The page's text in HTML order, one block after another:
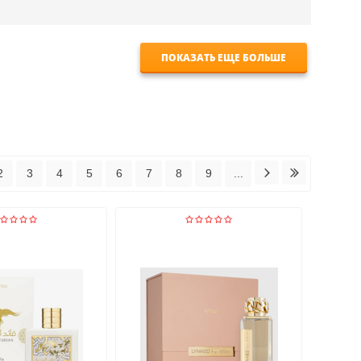
ПОКАЗАТЬ ЕЩЕ БОЛЬШЕ
3 4 5 6 7 8 9 ...